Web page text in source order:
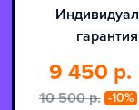
9 450 р.
10 500 p. -10%